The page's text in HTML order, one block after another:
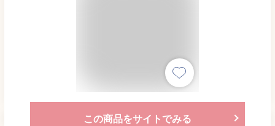
この商品をサイトでみる